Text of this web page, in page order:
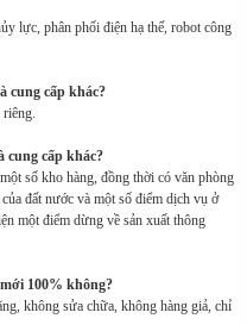
lực, phân phối điện hạ thế, robot công
cung cấp khác?
cung cấp khác?
số kho hàng, đồng thời có văn phòng
đất nước và một số điểm dịch vụ ở
một điểm dừng về sản xuất thông
100% không?
không sửa chữa, không hàng giả, chỉ